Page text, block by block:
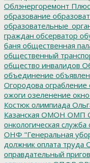
Облэнергоремонт Плюс
образование
граждан обсерватор
баня общественная
общественный
общество инвалидов
объединение
Огородова ограбление
ожоги озеленение окно
Костюк олимпиада
Казанская ОМОН ОМП
онкологическая служба
ОНФ "Генеральная
должник оплата труда
оправдательный